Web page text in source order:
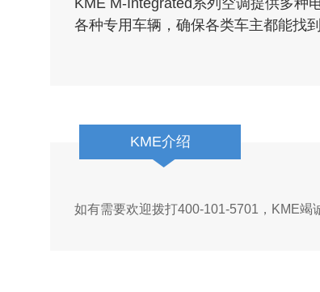
KME M-Integrated系列空调提供多种
各种专用车辆，确保各类车主都能找
KME介绍
如有需要欢迎拨打400-101-5701，KME竭